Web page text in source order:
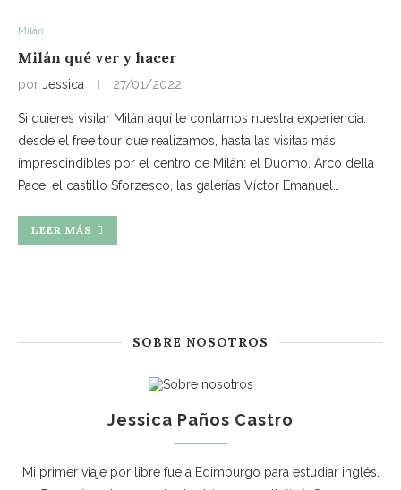
Milán
Milán qué ver y hacer
por Jessica 27/01/2022
Si quieres visitar Milán aquí te contamos nuestra experiencia:
desde el free tour que realizamos, hasta las visitas más
imprescindibles por el centro de Milán: el Duomo, Arco della
Pace, el castillo Sforzesco, las galerías Víctor Emanuel…
LEER MÁS
SOBRE NOSOTROS
Jessica Paños Castro
Mi primer viaje por libre fue a Edimburgo para estudiar inglés.